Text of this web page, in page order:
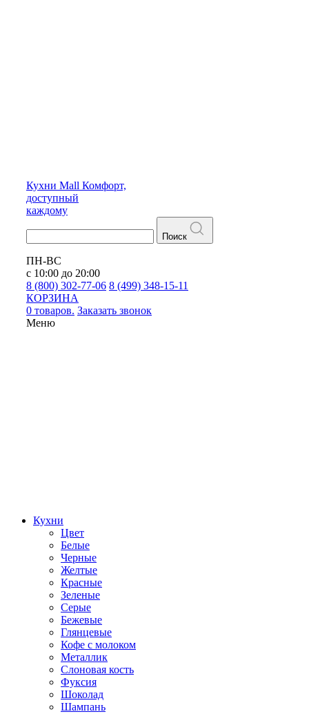
Кухни Mall Комфорт,
доступный
каждому
Поиск
ПН-ВС
с 10:00 до 20:00
8 (800) 302-77-06 8 (499) 348-15-11
КОРЗИНА
0 товаров. Заказать звонок
Меню
Кухни
Цвет
Белые
Черные
Желтые
Красные
Зеленые
Серые
Бежевые
Глянцевые
Кофе с молоком
Металлик
Слоновая кость
Фуксия
Шоколад
Шампань